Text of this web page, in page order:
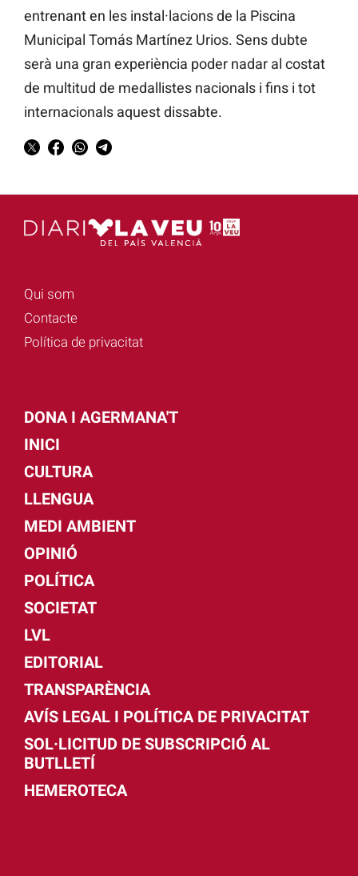
entrenant en les instal·lacions de la Piscina
Municipal Tomás Martínez Urios. Sens dubte
serà una gran experiència poder nadar al costat
de multitud de medallistes nacionals i fins i tot
internacionals aquest dissabte.
Qui som
Contacte
Política de privacitat
DONA I AGERMANA'T
INICI
CULTURA
LLENGUA
MEDI AMBIENT
OPINIÓ
POLÍTICA
SOCIETAT
LVL
EDITORIAL
TRANSPARÈNCIA
AVÍS LEGAL I POLÍTICA DE PRIVACITAT
SOL·LICITUD DE SUBSCRIPCIÓ AL
BUTLLETÍ
HEMEROTECA